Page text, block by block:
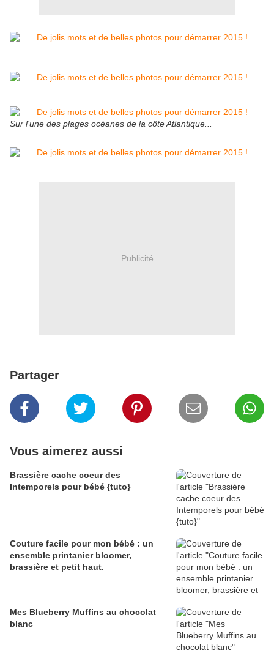
Sur l'une des plages océanes de la côte Atlantique...
Publicité
Partager
Vous aimerez aussi
Brassière cache coeur des
Intemporels pour bébé {tuto}
Couture facile pour mon bébé : un
ensemble printanier bloomer,
brassière et petit haut.
Mes Blueberry Muffins au chocolat
blanc